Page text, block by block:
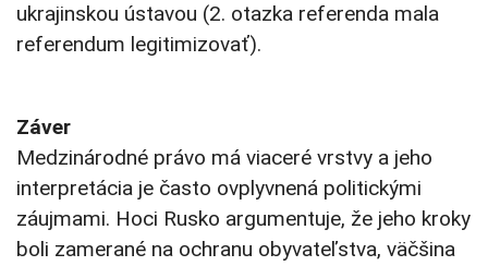
ukrajinskou ústavou (2. otazka referenda mala
referendum legitimizovať).
Záver
Medzinárodné právo má viaceré vrstvy a jeho
interpretácia je často ovplyvnená politickými
záujmami. Hoci Rusko argumentuje, že jeho kroky
boli zamerané na ochranu obyvateľstva, väčšina